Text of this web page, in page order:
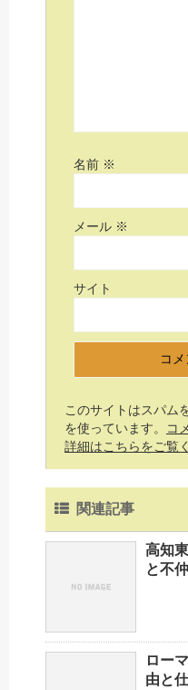
名前 ※
メール ※
サイト
このサイトはスパム
を使っています。
コ
詳細はこちらをご覧
関連記事
高知
と不
ロー
由と